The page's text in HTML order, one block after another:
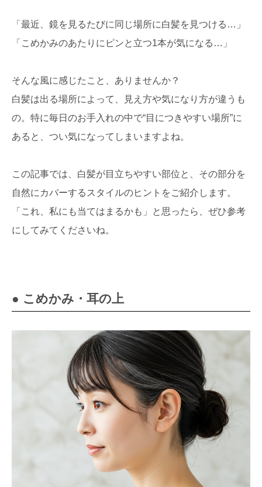
「最近、鏡を見るたびに同じ場所に白髪を見つける…」
「こめかみのあたりにピンと立つ1本が気になる…」
そんな風に感じたこと、ありませんか？
白髪は出る場所によって、見え方や気になり方が違うも
の。特に毎日のお手入れの中で“目につきやすい場所”に
あると、つい気になってしまいますよね。
この記事では、白髪が目立ちやすい部位と、その部分を
自然にカバーするスタイルのヒントをご紹介します。
「これ、私にも当てはまるかも」と思ったら、ぜひ参考
にしてみてくださいね。
● こめかみ・耳の上